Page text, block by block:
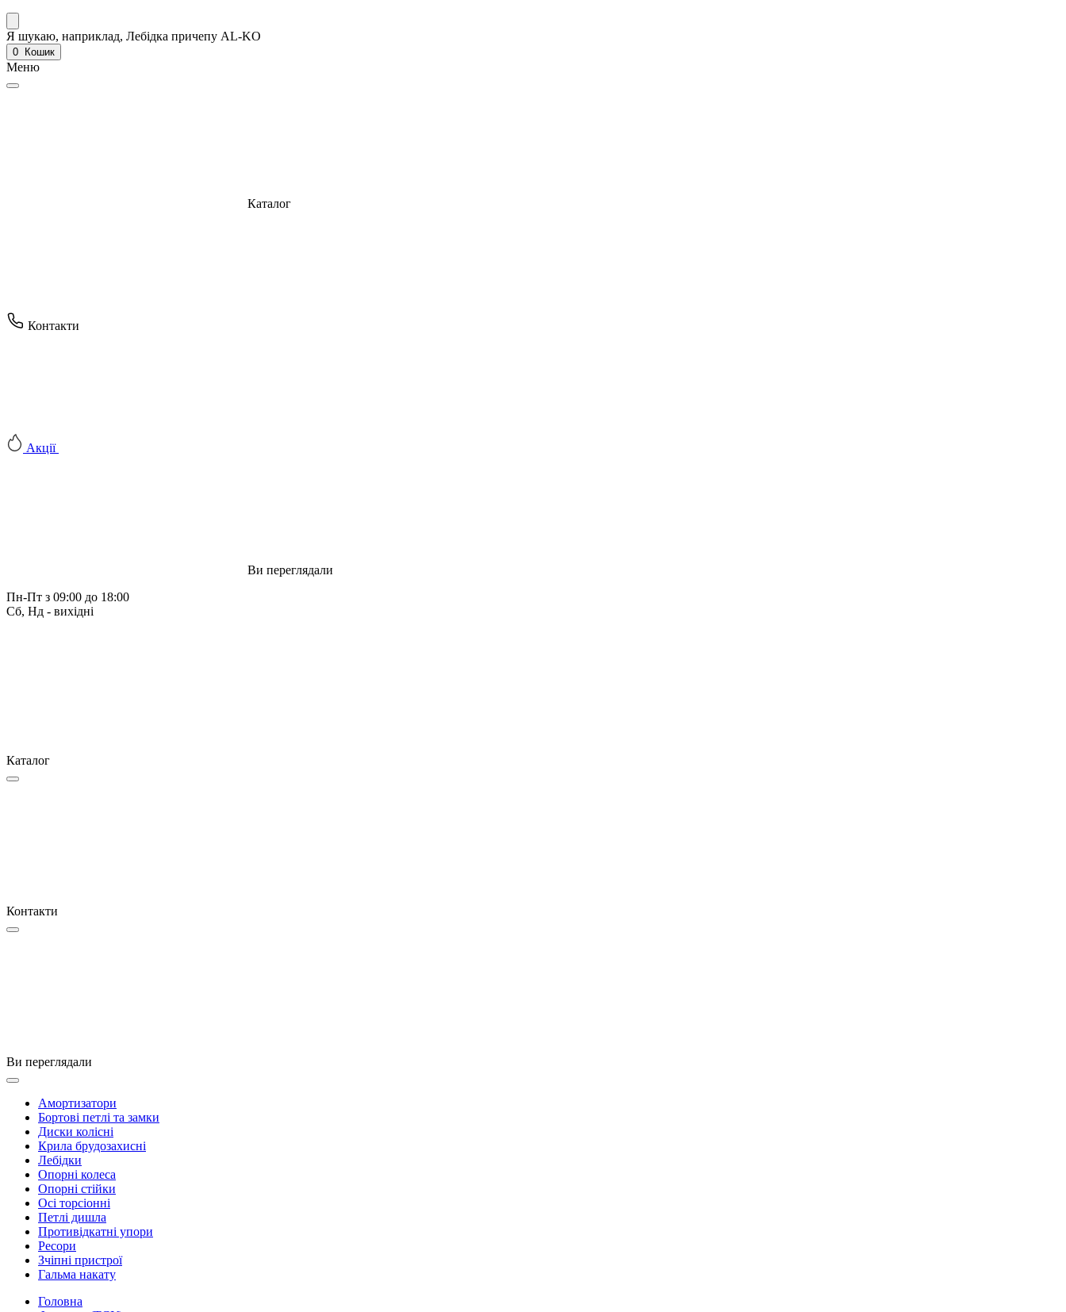
Я шукаю, наприклад, Лебідка причепу AL-KO
0 Кошик
Меню
Каталог
Контакти
Акції
Ви переглядали
Пн-Пт з 09:00 до 18:00
Сб, Нд - вихідні
Каталог
Контакти
Ви переглядали
Амортизатори
Бортові петлі та замки
Диски колісні
Крила брудозахисні
Лебідки
Опорні колеса
Опорні стійки
Осі торсіонні
Петлі дишла
Противідкатні упори
Ресори
Зчіпні пристрої
Гальма накату
Головна